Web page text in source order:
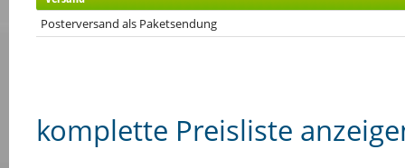
Posterversand als Paketsendung
komplette Preisliste